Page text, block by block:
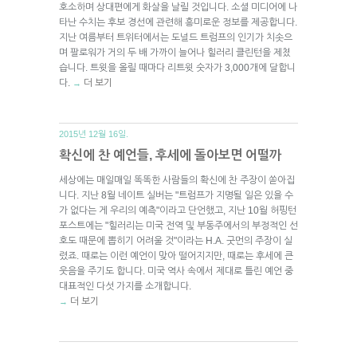
호소하며 상대편에게 화살을 날릴 것입니다. 소셜 미디어에 나
타난 수치는 후보 경선에 관련해 흥미로운 정보를 제공합니다.
지난 여름부터 트위터에서는 도널드 트럼프의 인기가 치솟으
며 팔로워가 거의 두 배 가까이 늘어나 힐러리 클린턴을 제쳤
습니다. 트윗을 올릴 때마다 리트윗 숫자가 3,000개에 달합니
다.
→ 더 보기
2015년 12월 16일.
확신에 찬 예언들, 후세에 돌아보면 어떨까
세상에는 매일매일 똑똑한 사람들의 확신에 찬 주장이 쏟아집
니다. 지난 8월 네이트 실버는 "트럼프가 지명될 일은 있을 수
가 없다는 게 우리의 예측"이라고 단언했고, 지난 10월 허핑턴
포스트에는 "힐러리는 미국 전역 및 부동주에서의 부정적인 선
호도 때문에 뽑히기 어려울 것"이라는 H.A. 굿먼의 주장이 실
렸죠. 때로는 이런 예언이 맞아 떨어지지만, 때로는 후세에 큰
웃음을 주기도 합니다. 미국 역사 속에서 제대로 틀린 예언 중
대표적인 다섯 가지를 소개합니다.
→ 더 보기